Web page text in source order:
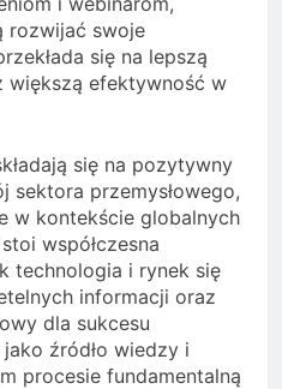
rozwijać swoje
się na lepszą
większą efektywność w
się na pozytywny
sektora przemysłowego,
w kontekście globalnych
współczesna
technologia i rynek się
informacji oraz
dla sukcesu
źródło wiedzy i
procesie fundamentalną